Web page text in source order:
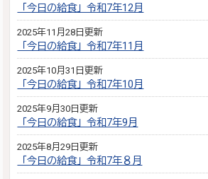
「今日の給食」令和7年12月
2025年11月28日更新
「今日の給食」令和7年11月
2025年10月31日更新
「今日の給食」令和7年10月
2025年9月30日更新
「今日の給食」令和7年9月
2025年8月29日更新
「今日の給食」令和7年８月